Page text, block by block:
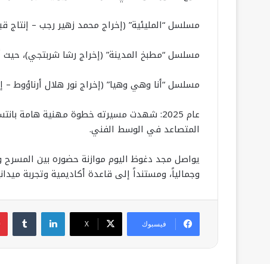
مسلسل “المليئية” (إخراج محمد زهير رجب – إنتاج
مسلسل “مطبخ المدينة” (إخراج رشا شربتجي)، حيث
مسلسل “أنا وهي وهيا” (إخراج نور هلال أرناؤوط –
عام 2025: شهدت مسيرته خطوة مهنية هامة
المتصاعد في الوسط الفني.
يواصل مجد دغوظ اليوم موازنة حضوره بين المسرح
وجمالياً، ومستنداً إلى قاعدة أكاديمية وتجربة
فيسبوك ‫X
لينكدإن